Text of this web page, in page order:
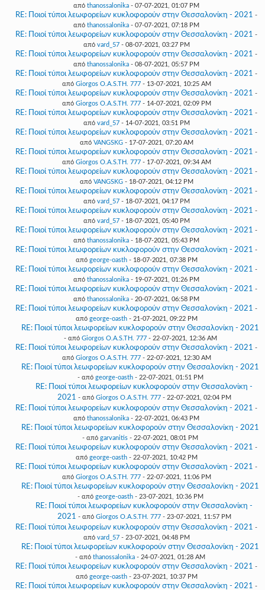
από thanossalonika - 07-07-2021, 01:07 PM
RE: Ποιοί τύποι λεωφορείων κυκλοφορούν στην Θεσσαλονίκη - 2021 -
από thanossalonika - 07-07-2021, 07:18 PM
RE: Ποιοί τύποι λεωφορείων κυκλοφορούν στην Θεσσαλονίκη - 2021 -
από vard_57- 08-07-2021, 03:27 PM
RE: Ποιοί τύποι λεωφορείων κυκλοφορούν στην Θεσσαλονίκη - 2021 -
από thanossalonika - 08-07-2021, 05:57 PM
RE: Ποιοί τύποι λεωφορείων κυκλοφορούν στην Θεσσαλονίκη - 2021 -
από Giorgos O.A.S.TH. 777- 13-07-2021, 10:25 AM
RE: Ποιοί τύποι λεωφορείων κυκλοφορούν στην Θεσσαλονίκη - 2021 -
από Giorgos O.A.S.TH. 777- 14-07-2021, 02:09 PM
RE: Ποιοί τύποι λεωφορείων κυκλοφορούν στην Θεσσαλονίκη - 2021 -
από vard_57- 14-07-2021, 03:51 PM
RE: Ποιοί τύποι λεωφορείων κυκλοφορούν στην Θεσσαλονίκη - 2021 -
από VANGSKG- 17-07-2021, 07:20 AM
RE: Ποιοί τύποι λεωφορείων κυκλοφορούν στην Θεσσαλονίκη - 2021 -
από Giorgos O.A.S.TH. 777- 17-07-2021, 09:34 AM
RE: Ποιοί τύποι λεωφορείων κυκλοφορούν στην Θεσσαλονίκη - 2021 -
από VANGSKG- 18-07-2021, 04:12 PM
RE: Ποιοί τύποι λεωφορείων κυκλοφορούν στην Θεσσαλονίκη - 2021 -
από vard_57- 18-07-2021, 04:17 PM
RE: Ποιοί τύποι λεωφορείων κυκλοφορούν στην Θεσσαλονίκη - 2021 -
από vard_57- 18-07-2021, 05:40 PM
RE: Ποιοί τύποι λεωφορείων κυκλοφορούν στην Θεσσαλονίκη - 2021 -
από thanossalonika - 18-07-2021, 05:43 PM
RE: Ποιοί τύποι λεωφορείων κυκλοφορούν στην Θεσσαλονίκη - 2021 -
από george-oasth- 18-07-2021, 07:38 PM
RE: Ποιοί τύποι λεωφορείων κυκλοφορούν στην Θεσσαλονίκη - 2021 -
από thanossalonika - 19-07-2021, 01:26 PM
RE: Ποιοί τύποι λεωφορείων κυκλοφορούν στην Θεσσαλονίκη - 2021 -
από thanossalonika - 20-07-2021, 06:58 PM
RE: Ποιοί τύποι λεωφορείων κυκλοφορούν στην Θεσσαλονίκη - 2021 -
από george-oasth- 21-07-2021, 09:22 PM
RE: Ποιοί τύποι λεωφορείων κυκλοφορούν στην Θεσσαλονίκη - 2021
- από Giorgos O.A.S.TH. 777- 22-07-2021, 12:36 AM
RE: Ποιοί τύποι λεωφορείων κυκλοφορούν στην Θεσσαλονίκη - 2021 -
από Giorgos O.A.S.TH. 777- 22-07-2021, 12:30 AM
RE: Ποιοί τύποι λεωφορείων κυκλοφορούν στην Θεσσαλονίκη - 2021
- από george-oasth- 22-07-2021, 01:51 PM
RE: Ποιοί τύποι λεωφορείων κυκλοφορούν στην Θεσσαλονίκη -
2021 - από Giorgos O.A.S.TH. 777- 22-07-2021, 02:04 PM
RE: Ποιοί τύποι λεωφορείων κυκλοφορούν στην Θεσσαλονίκη - 2021 -
από thanossalonika - 22-07-2021, 06:43 PM
RE: Ποιοί τύποι λεωφορείων κυκλοφορούν στην Θεσσαλονίκη - 2021
- από garvanitis - 22-07-2021, 08:01 PM
RE: Ποιοί τύποι λεωφορείων κυκλοφορούν στην Θεσσαλονίκη - 2021 -
από george-oasth- 22-07-2021, 10:42 PM
RE: Ποιοί τύποι λεωφορείων κυκλοφορούν στην Θεσσαλονίκη - 2021 -
από Giorgos O.A.S.TH. 777- 22-07-2021, 11:06 PM
RE: Ποιοί τύποι λεωφορείων κυκλοφορούν στην Θεσσαλονίκη - 2021
- από george-oasth- 23-07-2021, 10:36 PM
RE: Ποιοί τύποι λεωφορείων κυκλοφορούν στην Θεσσαλονίκη -
2021 - από Giorgos O.A.S.TH. 777- 23-07-2021, 11:57 PM
RE: Ποιοί τύποι λεωφορείων κυκλοφορούν στην Θεσσαλονίκη - 2021 -
από vard_57- 23-07-2021, 04:48 PM
RE: Ποιοί τύποι λεωφορείων κυκλοφορούν στην Θεσσαλονίκη - 2021
- από thanossalonika - 24-07-2021, 01:28 AM
RE: Ποιοί τύποι λεωφορείων κυκλοφορούν στην Θεσσαλονίκη - 2021 -
από george-oasth- 23-07-2021, 10:37 PM
RE: Ποιοί τύποι λεωφορείων κυκλοφορούν στην Θεσσαλονίκη - 2021 -